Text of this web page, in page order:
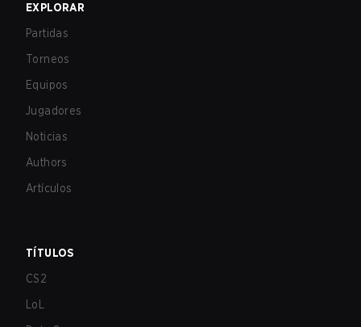
EXPLORAR
Partidas
Torneos
Equipos
Jugadores
Noticias
Authors
Artículos
TÍTULOS
CS2
LoL